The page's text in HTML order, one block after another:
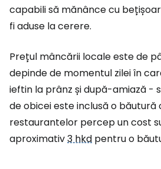
capabili să mănânce cu
fi aduse la cerere.
Prețul mâncării locale este de
depinde de momentul zilei în
ieftin la prânz și după-amiază -
de obicei este inclusă o
restaurantelor percep un cost
aproximativ3 hkd pentru o